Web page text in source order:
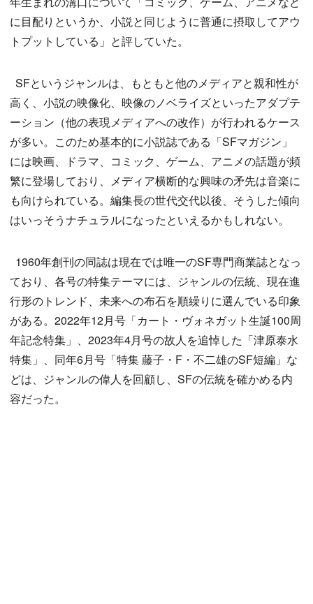
に目配りというか、小説と同じように普通に摂取してアウ
トプットしている」と評していた。
SFというジャンルは、もともと他のメディアと親和性が
高く、小説の映像化、映像のノベライズといったアダプテ
ーション（他の表現メディアへの改作）が行われるケース
が多い。このため基本的に小説誌である「SFマガジン」
には映画、ドラマ、コミック、ゲーム、アニメの話題が頻
繁に登場しており、メディア横断的な興味の矛先は音楽に
も向けられている。編集長の世代交代以後、そうした傾向
はいっそうナチュラルになったといえるかもしれない。
1960年創刊の同誌は現在では唯一のSF専門商業誌となっ
ており、各号の特集テーマには、ジャンルの伝統、現在進
行形のトレンド、未来への布石を順繰りに選んでいる印象
がある。2022年12月号「カート・ヴォネガット生誕100周
年記念特集」、2023年4月号の故人を追悼した「津原泰水
特集」、同年6月号「特集 藤子・F・不二雄のSF短編」な
どは、ジャンルの偉人を回顧し、SFの伝統を確かめる内
容だった。